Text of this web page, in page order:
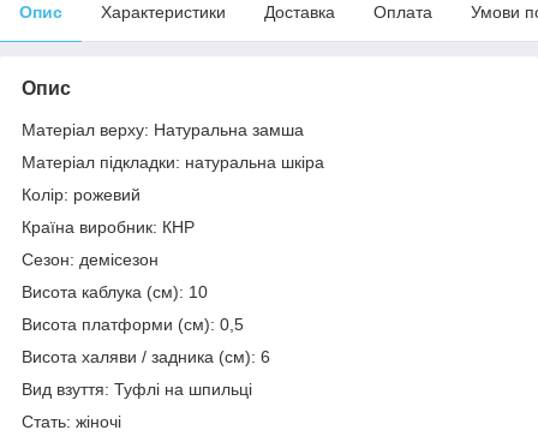
Опис Характеристики Доставка Оплата Умови
Опис
Матеріал верху: Натуральна замша
Матеріал підкладки: натуральна шкіра
Колір: рожевий
Країна виробник: КНР
Сезон: демісезон
Висота каблука (см): 10
Висота платформи (см): 0,5
Висота халяви / задника (см): 6
Вид взуття: Туфлі на шпильці
Стать: жіночі